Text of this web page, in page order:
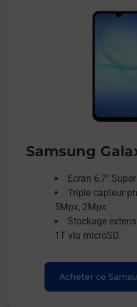
Samsung
Ecran 6,7’’
Triple capteur
5Mpx, 2Mpx
Stockage
1T via microSD
Acheter ce